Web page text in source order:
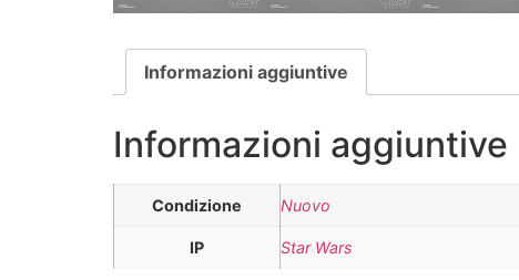
Informazioni aggiuntive
Informazioni aggiuntive
Condizione Nuovo
IP Star Wars